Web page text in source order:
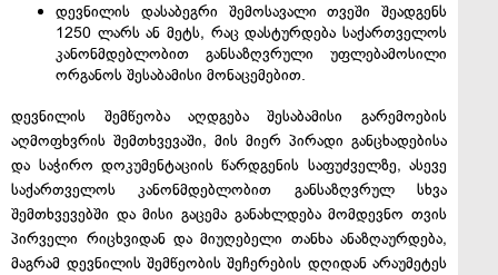
დევნილის დასაბეგრი შემოსავალი თვეში შეადგენს
1250 ლარს ან მეტს, რაც დასტურდება საქართველოს
კანონმდებლობით განსაზღვრული უფლებამოსილი
ორგანოს შესაბამისი მონაცემებით.
დევნილის შემწეობა აღდგება შესაბამისი გარემოების
აღმოფხვრის შემთხვევაში, მის მიერ პირადი განცხადებისა
და საჭირო დოკუმენტაციის წარდგენის საფუძველზე, ასევე
საქართველოს კანონმდებლობით განსაზღვრულ სხვა
შემთხვევებში და მისი გაცემა განახლდება მომდევნო თვის
პირველი რიცხვიდან და მიუღებელი თანხა ანაზღაურდება,
მაგრამ დევნილის შემწეობის შეჩერების დღიდან არაუმეტეს